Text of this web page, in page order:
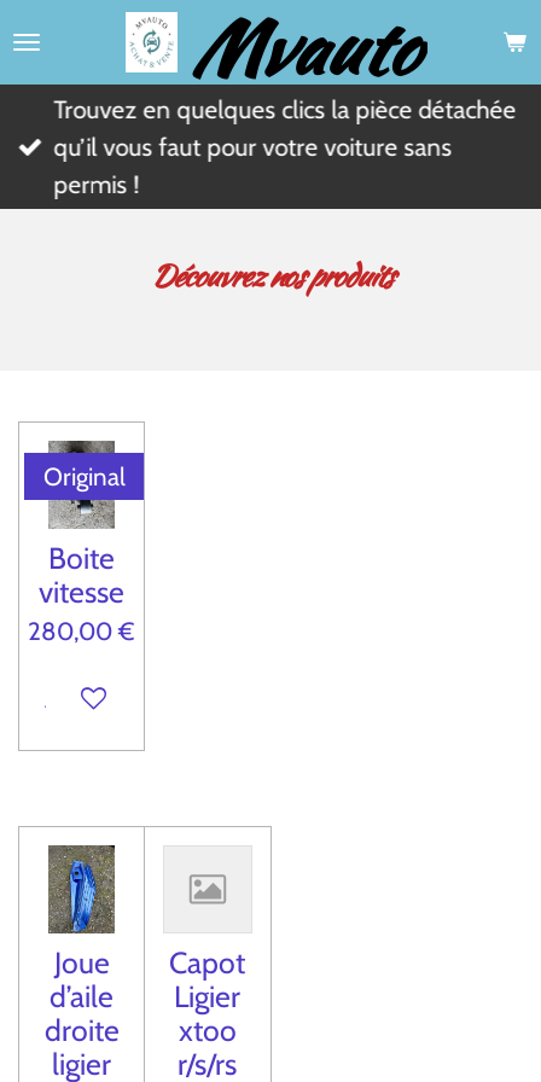
Passer
contenu
principal
Mvauto
Trouvez en quelques clics la pièce détachée
qu’il vous faut pour votre voiture sans
permis !
Découvrez nos produits
Original
Boite
vitesse
280,00 €
Ajouter au panier
Joue
d’aile
droite
ligier
Capot
Ligier
xtoo
r/s/rs